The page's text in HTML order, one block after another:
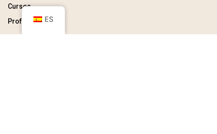
Cursos
Profesores ES